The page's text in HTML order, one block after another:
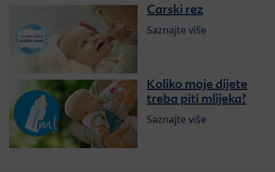
Carski rez
Saznajte više
Koliko moje dijete
treba piti mlijeka?
Saznajte više